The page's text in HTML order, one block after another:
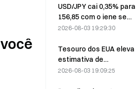
impulsiona a negociação
USD/JPY cai 0,35% para
156,85 com o iene se
fortalecendo no início das
2026-08-03 19:29:30
Tesouro dos EUA eleva
estimativa de
empréstimos do 3º
2026-08-03 19:09:25